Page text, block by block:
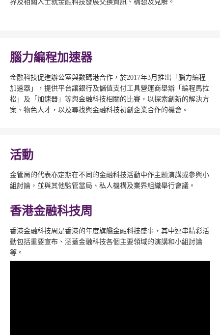
界及相關人士就金融科技發展交換資訊、構想及見解。
腦力編程加速器
金融科技促進辦公室與數碼港合作，於2017年3月推出「腦力編程
加速器」，提供平台讓銀行及儲值支付工具營運商舉辦「編程馬拉
松」及「加速器」等與金融科技相關的比賽，以探索創新的解決方
案、物色人才，以及尋找與金融科技初創企業合作的機會。
活動
金管局的代表亦定期在不同的金融科技活動中作主題演講或參與小
組討論，並與其他監管當局、私人機構及業界組織舉行會議。
香港金融科技周
香港金融科技周是香港的年度旗艦金融科技盛事，其中連串精彩活
動包括重要宣布、涵蓋金融科技各個主要領域的演講和小組討論
等。